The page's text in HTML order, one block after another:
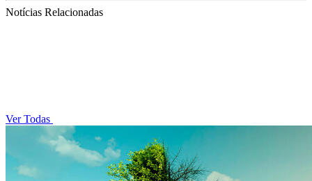
Notícias Relacionadas
Ver Todas